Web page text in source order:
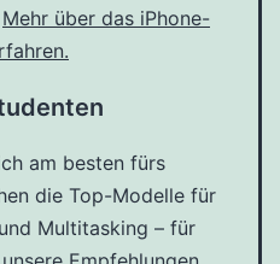
Mehr über das iPhone-
am besten fürs
die Top-Modelle für
Multitasking – für